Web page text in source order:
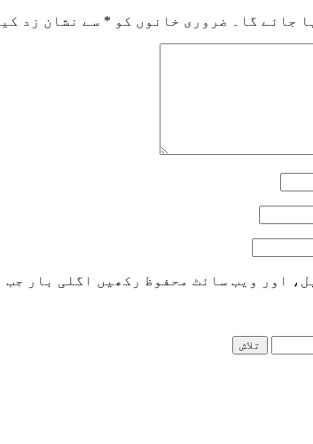
جائے گا۔ ضروری خانوں کو * سے نشان زد
اور ویب سائٹ محفوظ رکھیں اگلی بار جب